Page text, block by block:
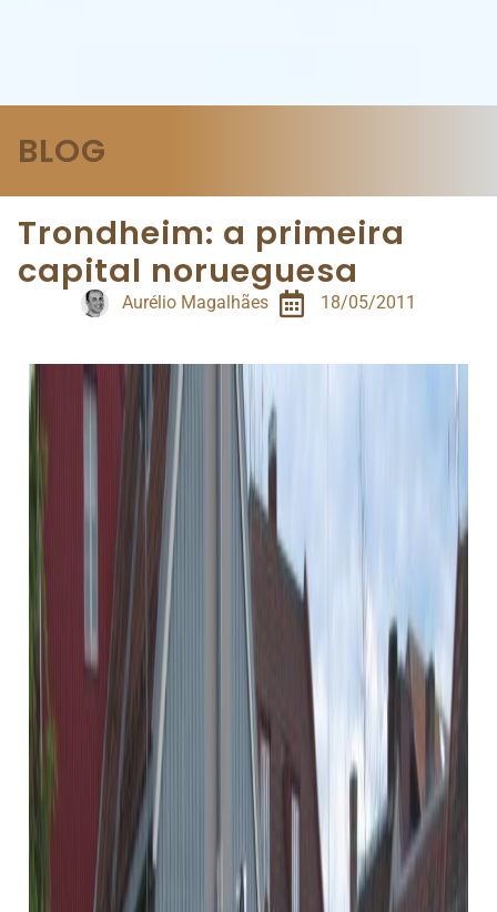
BLOG
Trondheim: a primeira
capital norueguesa
Aurélio Magalhães 18/05/2011